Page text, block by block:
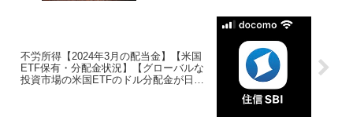
不労所得【2024年3月の配当金】【米国
ETF保有・分配金状況】【グローバルな
投資市場の米国ETFのドル分配金が日本